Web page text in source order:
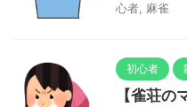
心者 麻雀
初心者
【雀荘